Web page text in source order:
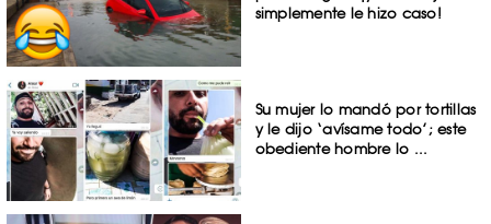
simplemente le hizo caso!
Su mujer lo mandó por tortillas
y le dijo ‘avísame todo’; este
obediente hombre lo ...